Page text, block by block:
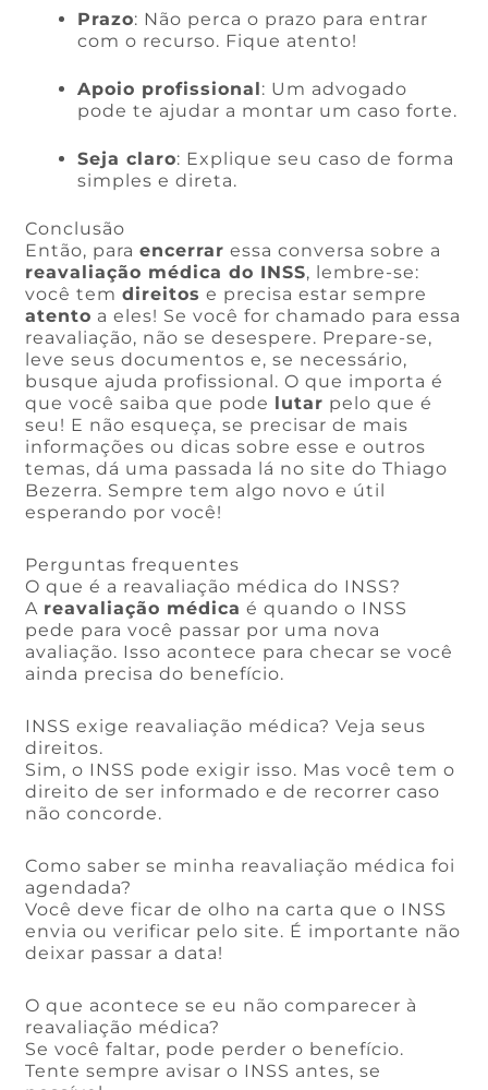
Prazo: Não perca o prazo para entrar
com o recurso. Fique atento!
Apoio profissional: Um advogado
pode te ajudar a montar um caso forte.
Seja claro: Explique seu caso de forma
simples e direta.
Conclusão
Então, paraencerrar essa conversa sobre a
reavaliação médica do INSS, lembre-se:
você temdireitos e precisa estar sempre
atento a eles! Se você for chamado para essa
reavaliação, não se desespere. Prepare-se,
leve seus documentos e, se necessário,
busque ajuda profissional. O que importa é
que você saiba que pode lutar pelo que é
seu! E não esqueça, se precisar de mais
informações ou dicas sobre esse e outros
temas, dá uma passada lá no site do Thiago
Bezerra. Sempre tem algo novo e útil
esperando por você!
Perguntas frequentes
O que é a reavaliação médica do INSS?
A reavaliação médica é quando o INSS
pede para você passar por uma nova
avaliação. Isso acontece para checar se você
ainda precisa do benefício.
INSS exige reavaliação médica? Veja seus
direitos.
Sim, o INSS pode exigir isso. Mas você tem o
direito de ser informado e de recorrer caso
não concorde.
Como saber se minha reavaliação médica foi
agendada?
Você deve ficar de olho na carta que o INSS
envia ou verificar pelo site. É importante não
deixar passar a data!
O que acontece se eu não comparecer à
reavaliação médica?
Se você faltar, pode perder o benefício.
Tente sempre avisar o INSS antes, se